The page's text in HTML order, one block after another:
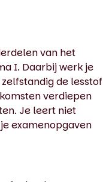
van het
I. Daarbij werk je
de lesstof
verdiepen
Je leert niet
examenopgaven